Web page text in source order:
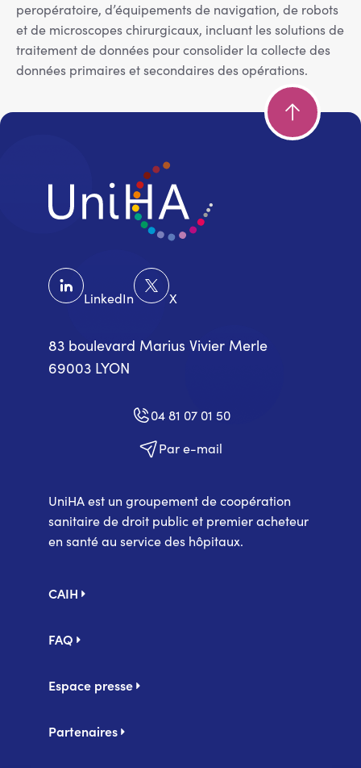
peropératoire, d’équipements de navigation, de robots
et de microscopes chirurgicaux, incluant les solutions de
traitement de données pour consolider la collecte des
données primaires et secondaires des opérations.
LinkedIn X
83 boulevard Marius Vivier Merle
69003 LYON
04 81 07 01 50
Par e-mail
UniHA est un groupement de coopération
sanitaire de droit public et premier acheteur
en santé au service des hôpitaux.
de
CAIH
FAQ
Espace presse
Partenaires